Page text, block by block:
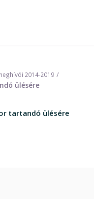
2014-2019
ülésére
tartandó ülésére